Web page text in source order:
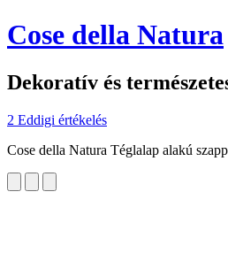
Cose della Natura
Dekoratív és
2 Eddigi értékelés
Cose della Natura Téglalap alakú